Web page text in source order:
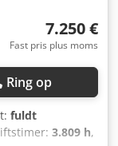
7.250 €
Fast pris plus moms
Ring op
fuldt
3.809 h,